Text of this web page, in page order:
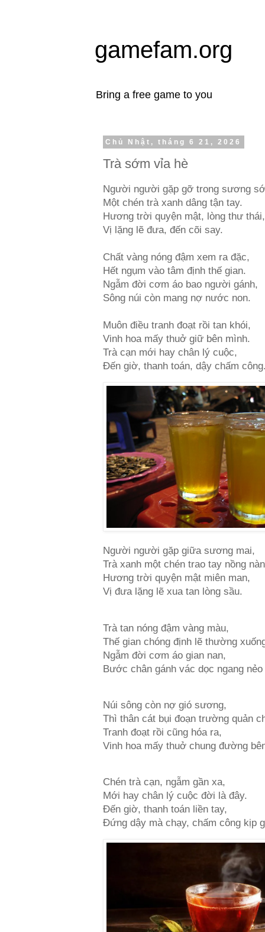
gamefam.org
Bring a free game to you
Chủ Nhật, tháng 6 21, 2026
Trà sớm vỉa hè
Người người gặp gỡ trong sương
Một chén trà xanh dâng tận tay.
Hương trời quyện mật, lòng thư thái,
Vị lặng lẽ đưa, đến cõi say.
Chất vàng nóng đậm xem ra đặc,
Hết ngụm vào tâm định thế gian.
Ngẫm đời cơm áo bao người gánh,
Sông núi còn mang nợ nước non.
Muôn điều tranh đoạt rồi tan khói,
Vinh hoa mấy thuở giữ bên mình.
Trà cạn mới hay chân lý cuộc,
Đến giờ, thanh toán, dậy chấm
Người người gặp giữa sương mai,
Trà xanh một chén trao tay nồng
Hương trời quyện mật miên man,
Vị đưa lặng lẽ xua tan lòng sầu.
Trà tan nóng đậm vàng màu,
Thế gian chóng định lẽ thường
Ngẫm đời cơm áo gian nan,
Bước chân gánh vác dọc ngang
Núi sông còn nợ gió sương,
Thì thân cát bụi đoạn trường quản
Tranh đoạt rồi cũng hóa ra,
Vinh hoa mấy thuở chung đường
Chén trà cạn, ngẫm gần xa,
Mới hay chân lý cuộc đời là đây.
Đến giờ, thanh toán liền tay,
Đứng dậy mà chạy, chấm công kịp